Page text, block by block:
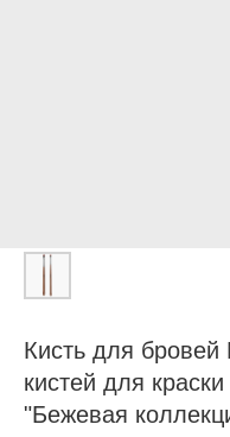
Кисть для бровей
кистей для
"Бежевая